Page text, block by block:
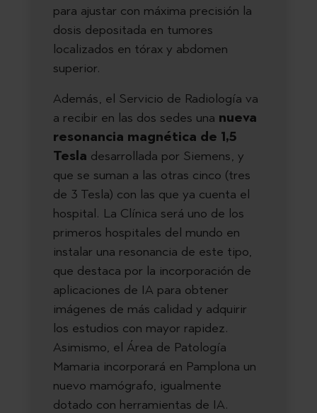
para ajustar con máxima precisión la
dosis depositada en tumores
localizados en tórax y abdomen
superior.
Además, el Servicio de Radiología va
a recibir en las dos sedes una nueva
resonancia magnética de 1,5
Tesla desarrollada por Siemens, y
que se suman a las otras cinco (tres
de 3 Tesla) con las que ya cuenta el
hospital. La Clínica será uno de los
primeros hospitales del mundo en
instalar una resonancia de este tipo,
que destaca por la incorporación de
aplicaciones de IA para obtener
imágenes de más calidad y adquirir
los estudios con mayor rapidez.
Asimismo, el Área de Patología
Mamaria incorporará en Pamplona un
nuevo mamógrafo, igualmente
dotado con herramientas de IA.